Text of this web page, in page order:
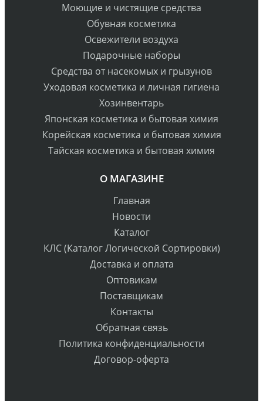
Моющие и чистящие средства
Обувная косметика
Освежители воздуха
Подарочные наборы
Средства от насекомых и грызунов
Уходовая косметика и личная гигиена
Хозинвентарь
Японская косметика и бытовая химия
Корейская косметика и бытовая химия
Тайская косметика и бытовая химия
О МАГАЗИНЕ
Главная
Новости
Каталог
КЛС (Каталог Логической Сортировки)
Доставка и оплата
Оптовикам
Поставщикам
Контакты
Обратная связь
Политика конфиденциальности
Договор-оферта